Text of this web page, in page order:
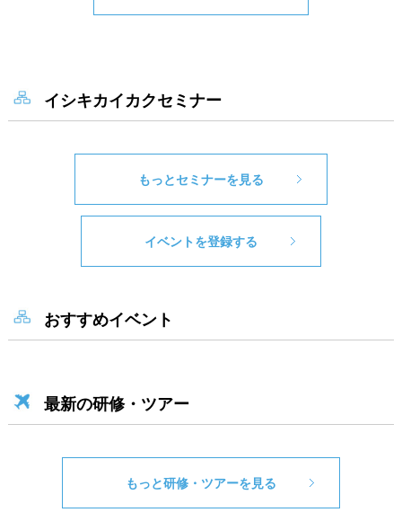
イシキカイカクセミナー
もっとセミナーを見る
イベントを登録する
おすすめイベント
最新の研修・ツアー
もっと研修・ツアーを見る